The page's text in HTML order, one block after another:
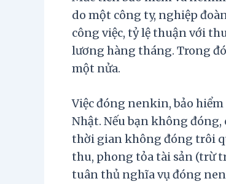
do một công ty, nghiệp
công việc, tỷ lệ thuận với
lương hàng tháng. Trong
một nửa.
Việc đóng nenkin, bảo
Nhật. Nếu bạn không
thời gian không đóng trôi
thu, phong tỏa tài sản (trừ
tuân thủ nghĩa vụ đóng